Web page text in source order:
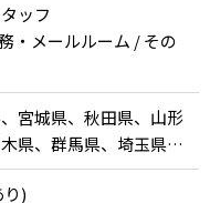
ッフ
・メールルーム / その
宮城県、秋田県、山形
県、群馬県、埼玉県、
、新潟県、富山県、石
野県、岐阜県、静岡
)
ス